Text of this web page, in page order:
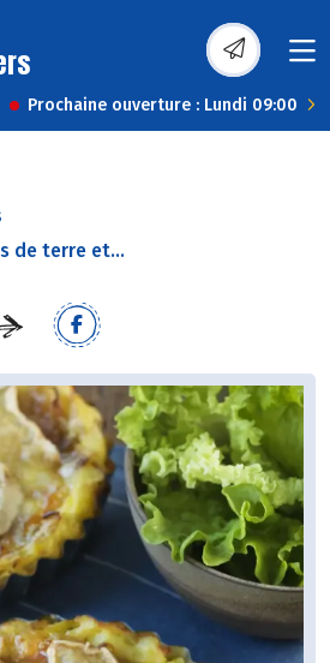
Prochaine ouverture : Lundi 09:00
de terre et...